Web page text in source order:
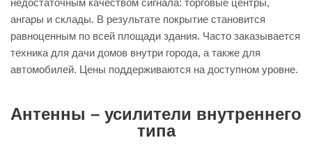
недостаточным качеством сигнала: торговые центры,
ангары и склады. В результате покрытие становится
равноценным по всей площади здания. Часто заказывается
техника для дачи домов внутри города, а также для
автомобилей. Цены поддерживаются на доступном уровне.
Антенны – усилители внутреннего
типа